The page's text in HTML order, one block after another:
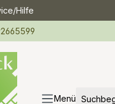
springen
Hilfe
Menü